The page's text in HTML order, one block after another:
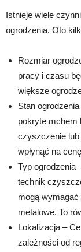
Istnieje wiele
ogrodzenia. Oto
Rozmiar
pracy i czasu
większe
Stan
pokryte mchem
czyszczenie lub
wpłynąć na
Typ ogrodzenia
technik
mogą wymagać
metalowe. To
Lokalizacja –
zależności od